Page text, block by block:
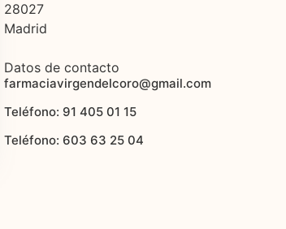
28027
Madrid
Datos de contacto
farmaciavirgendelcoro@gmail.com
Teléfono: 91 405 01 15
Teléfono: 603 63 25 04